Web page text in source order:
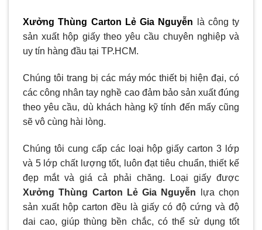
Xưởng Thùng Carton Lẻ Gia Nguyễn là công ty
sản xuất hộp giấy theo yêu cầu chuyên nghiệp và
uy tín hàng đầu tại TP.HCM.
Chúng tôi trang bị các máy móc thiết bị hiện đại, có
các công nhân tay nghề cao đảm bảo sản xuất đúng
theo yêu cầu, dù khách hàng kỹ tính đến mấy cũng
sẽ vô cùng hài lòng.
Chúng tôi cung cấp các loại hộp giấy carton 3 lớp
và 5 lớp chất lượng tốt, luôn đạt tiêu chuẩn, thiết kế
đẹp mắt và giá cả phải chăng. Loại giấy được
Xưởng Thùng Carton Lẻ Gia Nguyễn lựa chọn
sản xuất hộp carton đều là giấy có độ cứng và độ
dai cao, giúp thùng bền chắc, có thể sử dụng tốt